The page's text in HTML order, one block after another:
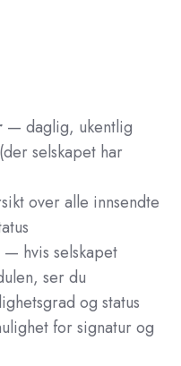
— daglig, ukentlig
selskapet har
over alle innsendte
— hvis selskapet
ser du
og status
for signatur og